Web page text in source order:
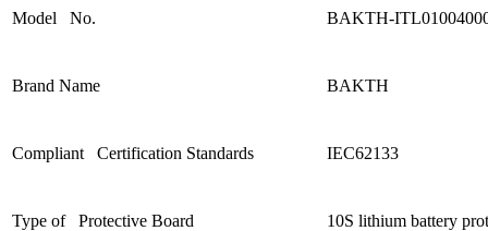
Model No. BAKTH-
Brand Name BAKTH
Compliant Certification Standards IEC62133
Type of Protective Board 10S lithium battery